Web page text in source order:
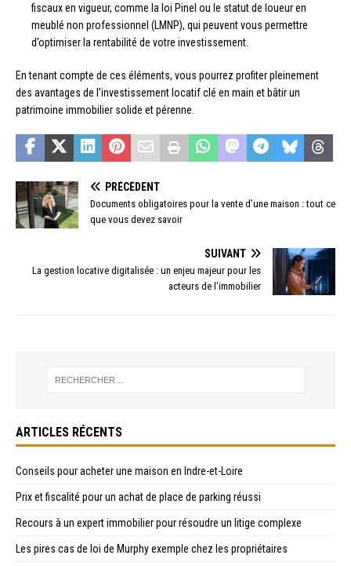
fiscaux en vigueur, comme la loi Pinel ou le statut de loueur en
meublé non professionnel (LMNP), qui peuvent vous permettre
d’optimiser la rentabilité de votre investissement.
En tenant compte de ces éléments, vous pourrez profiter pleinement
des avantages de l’investissement locatif clé en main et bâtir un
patrimoine immobilier solide et pérenne.
PRÉCÉDENT
Documents obligatoires pour la vente d’une maison : tout ce
que vous devez savoir
SUIVANT
La gestion locative digitalisée : un enjeu majeur pour les
acteurs de l’immobilier
ARTICLES RÉCENTS
Conseils pour acheter une maison en Indre-et-Loire
Prix et fiscalité pour un achat de place de parking réussi
Recours à un expert immobilier pour résoudre un litige complexe
Les pires cas de loi de Murphy exemple chez les propriétaires